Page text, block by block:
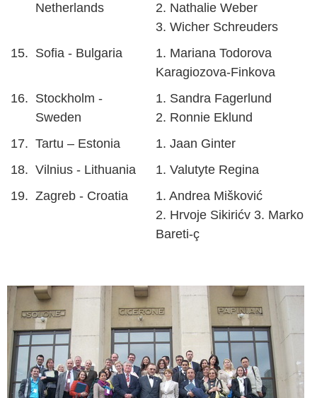
Netherlands
2. Nathalie Weber
3. Wicher Schreuders
15. Sofia - Bulgaria
1. Mariana Todorova
Karagiozova-Finkova
16. Stockholm -
Sweden
1. Sandra Fagerlund
2. Ronnie Eklund
17. Tartu – Estonia
1. Jaan Ginter
18. Vilnius - Lithuania
1. Valutyte Regina
19. Zagreb - Croatia
1. Andrea Mišković
2. Hrvoje Sikirićv 3. Marko
Bareti-ç